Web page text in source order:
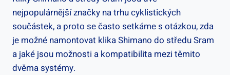
nejpopulárnější značky na trhu cyklistických
součástek, ​a⁢ proto ​se často ‌setkáme s⁢ otázkou, zda ​
je možné namontovat klika ⁣Shimano do středu ⁤Sram
a jaké jsou⁣ možnosti a kompatibilita ‌mezi těmito
dvěma​ systémy.